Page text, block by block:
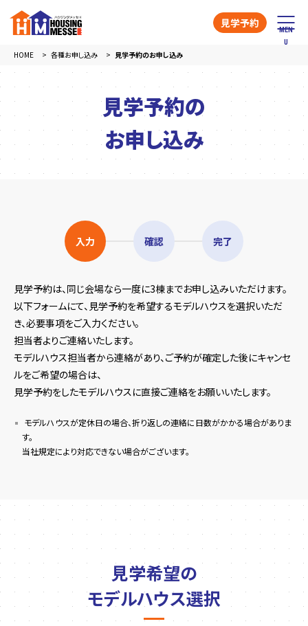
見学予約
HOME 各種お申し込み 見学予約のお申し込み
見学予約の
お申し込み
入力 確認 完了
見学予約は、同じ会場なら一度に3棟までお申し込みいただけます。
以下フォームにて、見学予約を希望するモデルハウスを選択いただ
き、必要事項をご入力ください。
担当者よりご連絡いたします。
モデルハウス担当者から連絡があり、ご予約が確定した後にキャンセ
ルをご希望の場合は、
見学予約をしたモデルハウスに直接ご連絡をお願いいたします。
モデルハウスが定休日の場合、折り返しの連絡に日数がかかる場合がありま
す。
当社規定により対応できない場合がございます。
見学希望の
モデルハウス選択